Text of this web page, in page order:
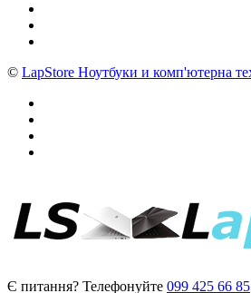
© LapStore Ноутбуки и комп'ютерна
Є питання? Телефонуйте 099 425 66 85